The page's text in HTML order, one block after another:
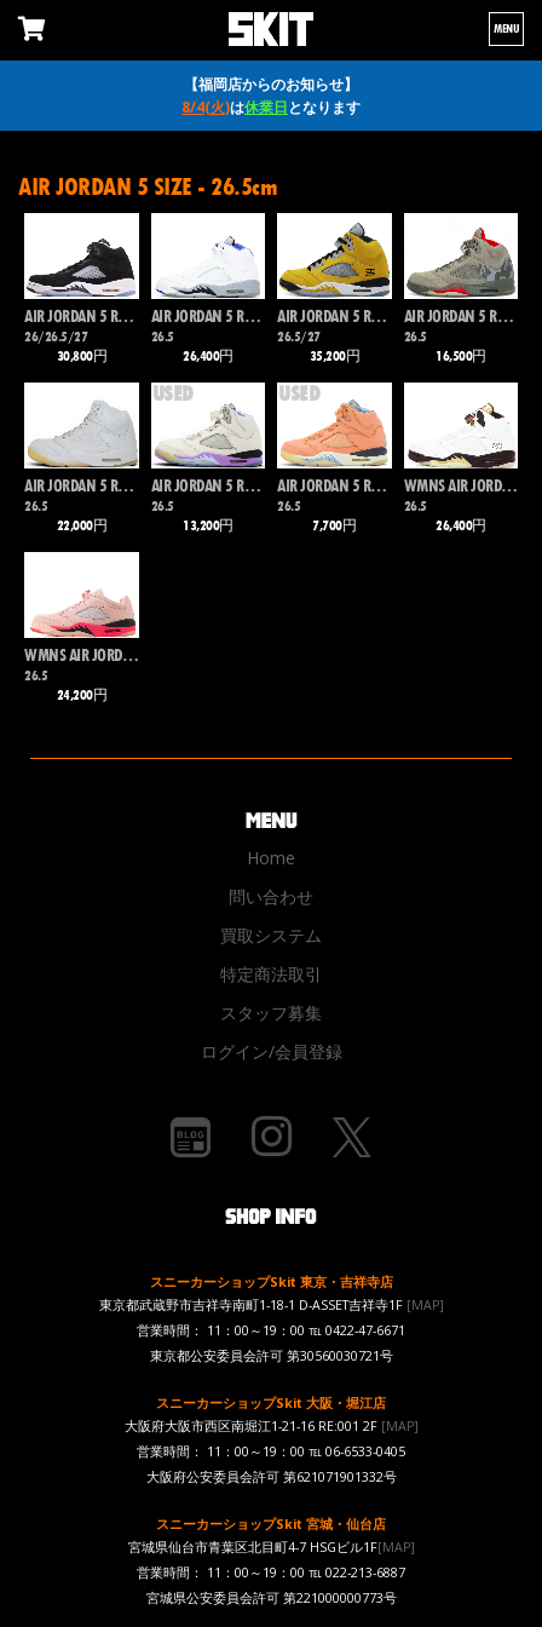
【福岡店からのお知らせ】
8/4(火)は休業日となります
MENU
AIR JORDAN 5 SIZE - 26.5cm
AIR JORDAN 5 RETRO
26/26.5/27
30,800円
AIR JORDAN 5 RETRO
26.5
26,400円
AIR JORDAN 5 RETRO
26.5/27
35,200円
AIR JORDAN 5 RETRO
26.5
16,500円
AIR JORDAN 5 RETRO PREMIUM
26.5
22,000円
USED
AIR JORDAN 5 RETRO SP
26.5
13,200円
USED
AIR JORDAN 5 RETRO SP
26.5
7,700円
WMNS AIR JORDAN 5 RETRO
26.5
26,400円
WMNS AIR JORDAN 5 RETRO LOW
26.5
24,200円
Home
問い合わせ
買取システム
特定商法取引
スタッフ募集
ログイン/会員登録
スニーカーショップSkit 東京・吉祥寺店
東京都武蔵野市吉祥寺南町1-18-1 D-ASSET吉祥寺1F [MAP]
営業時間： 11：00～19：00 ℡ 0422-47-6671
東京都公安委員会許可 第30560030721号
スニーカーショップSkit 大阪・堀江店
大阪府大阪市西区南堀江1-21-16 RE:001 2F[MAP]
営業時間： 11：00～19：00 ℡ 06-6533-0405
大阪府公安委員会許可 第621071901332号
スニーカーショップSkit 宮城・仙台店
宮城県仙台市青葉区北目町4-7 HSGビル1F[MAP]
営業時間： 11：00～19：00 ℡ 022-213-6887
宮城県公安委員会許可 第221000000773号